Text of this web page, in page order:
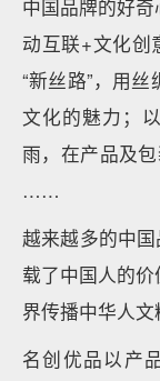
中国品牌的好
动互联+文化创
“新丝路”，用
文化的魅力；
雨，在产品及
……
越来越多的中
载了中国人的
界传播中华人文
名创优品以产